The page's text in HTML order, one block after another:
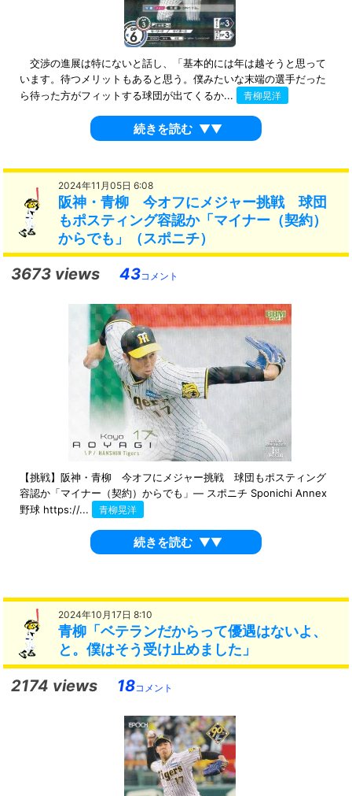
交渉の進展は特にないと話し、「基本的には年は越そうと思って
います。待つメリットもあると思う。僕みたいな末端の選手だった
ら待った方がフィットする球団が出てくるか...
青柳晃洋
続きを読む ▼▼
2024年11月05日 6:08
阪神・青柳 今オフにメジャー挑戦 球団
もポスティング容認か「マイナー（契約）
からでも」（スポニチ）
3673 views 43コメント
【挑戦】阪神・青柳 今オフにメジャー挑戦 球団もポスティング
容認か「マイナー（契約）からでも」― スポニチ Sponichi Annex
野球 https://...
青柳晃洋
続きを読む ▼▼
2024年10月17日 8:10
青柳「ベテランだからって優遇はないよ、
と。僕はそう受け止めました」
2174 views 18コメント